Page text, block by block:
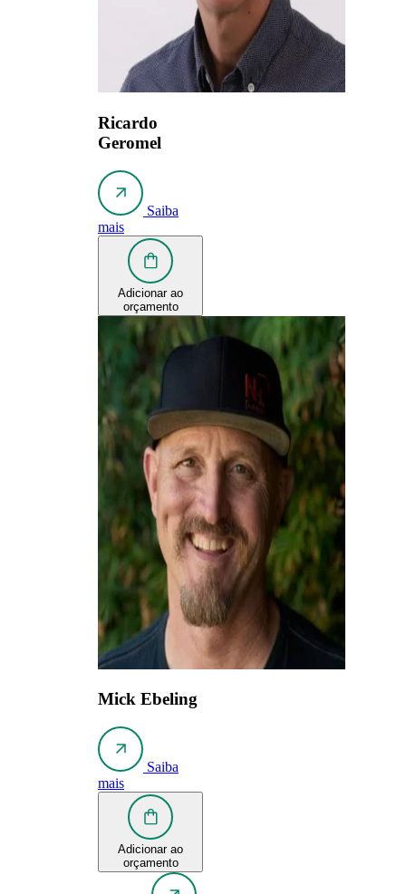
Ricardo
Geromel
Saiba
mais
Adicionar ao
orçamento
Mick Ebeling
Saiba
mais
Adicionar ao
orçamento